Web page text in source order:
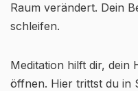
Raum verändert. Dein
schleifen.
Meditation hilft dir, dein
öffnen. Hier trittst du in